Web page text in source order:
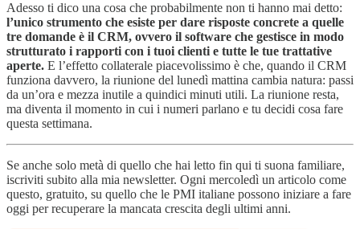
Adesso ti dico una cosa che probabilmente non ti hanno mai detto:
l’unico strumento che esiste per dare risposte concrete a quelle
tre domande è il CRM, ovvero il software che gestisce in modo
strutturato i rapporti con i tuoi clienti e tutte le tue trattative
aperte. E l’effetto collaterale piacevolissimo è che, quando il CRM
funziona davvero, la riunione del lunedì mattina cambia natura: passi
da un’ora e mezza inutile a quindici minuti utili. La riunione resta,
ma diventa il momento in cui i numeri parlano e tu decidi cosa fare
questa settimana.
Se anche solo metà di quello che hai letto fin qui ti suona familiare,
iscriviti subito alla mia newsletter. Ogni mercoledì un articolo come
questo, gratuito, su quello che le PMI italiane possono iniziare a fare
oggi per recuperare la mancata crescita degli ultimi anni.